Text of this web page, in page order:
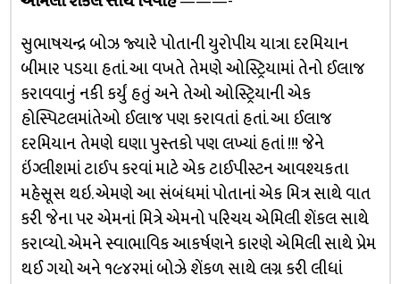
સુભાષચન્દ્ર બોઝ જ્યારે પોતાની યુરોપીય યાત્રા દરમિયાન
બીમાર પડયા હતાં. આ વખતે તેમણે ઓસ્ટ્રિયામાં તેનો ઈલાજ
કરાવવાનું નકી કર્યું હતું અને તેઓ ઓસ્ટ્રિયાની એક
હોસ્પિટલમાંતેઓ ઈલાજ પણ કરાવતાં હતાં. આ ઈલાજ
દરમિયાન તેમણે ઘણા પુસ્તકો પણ લખ્યાં હતાં !!! જેને
ઇંગ્લીશમાં ટાઈપ કરવાં માટે એક ટાઈપીસ્ટન આવશ્યકતા
મહેસૂસ થઇ. એમણે આ સંબંધમાં પોતાનાં એક મિત્ર સાથે વાત
કરી જેના પર એમનાં મિત્રે એમનો પરિચય એમિલી શેંકલ સાથે
કરાવ્યો. એમને સ્વાભાવિક આકર્ષણને કારણે એમિલી સાથે પ્રેમ
થઈ ગયો અને ૧૯૪૨માં બોઝે શેંકળ સાથે લગ્ન કરી લીધાં